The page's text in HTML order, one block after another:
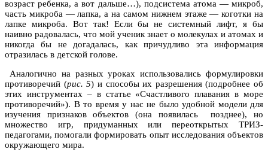
возраст ребенка, а вот дальше…), подсистема атома — микроб,
часть микроба — лапка, а на самом нижнем этаже — коготки на
лапке микроба. Вот так! Если бы не системный лифт, я бы
наивно радовалась, что мой ученик знает о молекулах и атомах и
никогда бы не догадалась, как причудливо эта информация
отразилась в детской голове.
Аналогично на разных уроках использовались формулировки
противоречий (рис. 5) и способы их разрешения (подробнее об
этих инструментах – в статье «Счастливого плавания в море
противоречий»). В то время у нас не было удобной модели для
изучения признаков объектов (она появилась позднее), но
множество игр, придуманных или переоткрытых ТРИЗ-
педагогами, помогали формировать опыт исследования объектов
окружающего мира.